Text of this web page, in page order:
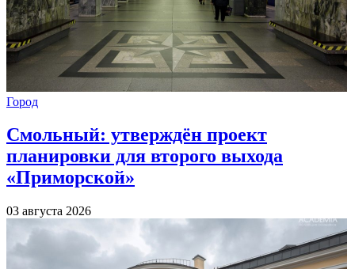
Город
Смольный: утверждён проект
планировки для второго выхода
«Приморской»
03 августа 2026